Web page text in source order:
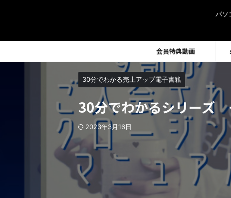
パソ
会員特典動画
30分でわかる売上アップ電子書籍
30分でわかるシリーズ
2023年3月16日